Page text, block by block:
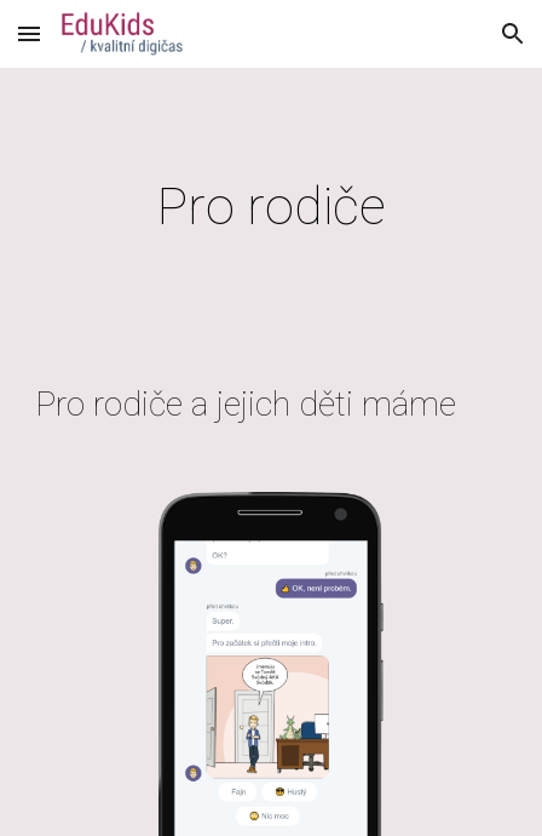
Skip to main content Skip to navigation
Pro rodiče
Pro rodiče a jejich děti máme